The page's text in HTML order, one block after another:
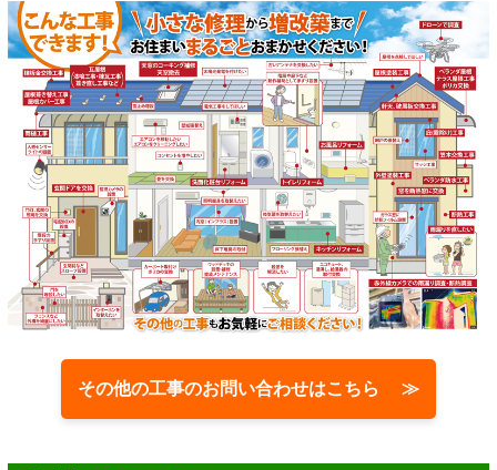
その他の工事のお問い合わせはこちら ≫